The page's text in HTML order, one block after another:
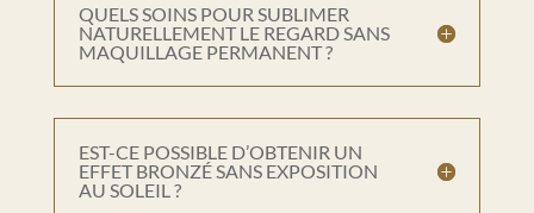
QUELS SOINS POUR SUBLIMER
NATURELLEMENT LE REGARD SANS
MAQUILLAGE PERMANENT ?
EST-CE POSSIBLE D’OBTENIR UN
EFFET BRONZÉ SANS EXPOSITION
AU SOLEIL ?